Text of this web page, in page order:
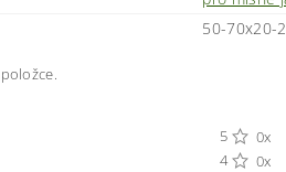
50-70x20-
5
0x
4
0x